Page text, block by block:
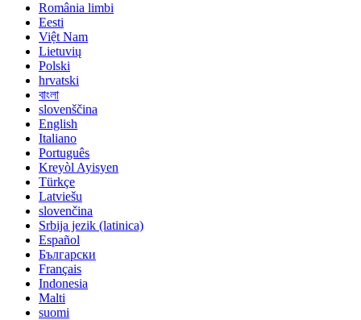
România limbi
Eesti
Việt Nam
Lietuvių
Polski
hrvatski
বাংলা
slovenščina
English
Italiano
Português
Kreyòl Ayisyen
Türkçe
Latviešu
slovenčina
Srbija jezik (latinica)
Español
Български
Français
Indonesia
Malti
suomi